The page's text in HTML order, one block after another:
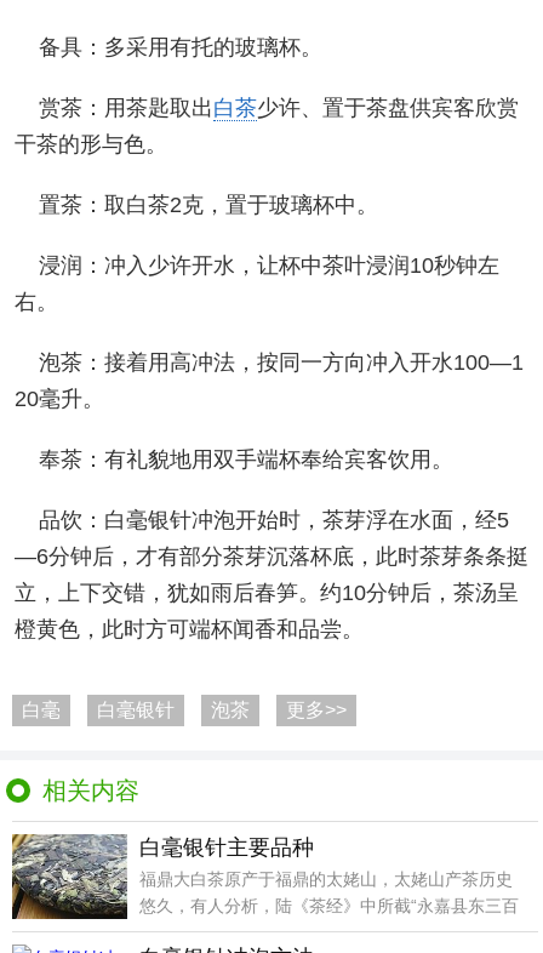
备具：多采用有托的玻璃杯。
赏茶：用茶匙取出白茶少许、置于茶盘供宾客欣赏
干茶的形与色。
置茶：取白茶2克，置于玻璃杯中。
浸润：冲入少许开水，让杯中茶叶浸润10秒钟左
右。
泡茶：接着用高冲法，按同一方向冲入开水100—1
20毫升。
奉茶：有礼貌地用双手端杯奉给宾客饮用。
品饮：白毫银针冲泡开始时，茶芽浮在水面，经5
—6分钟后，才有部分茶芽沉落杯底，此时茶芽条条挺
立，上下交错，犹如雨后春笋。约10分钟后，茶汤呈
橙黄色，此时方可端杯闻香和品尝。
白毫 白毫银针 泡茶 更多>>
相关内容
白毫银针主要品种
福鼎大白茶原产于福鼎的太姥山，太姥山产茶历史
悠久，有人分析，陆《茶经》中所截“永嘉县东三百
里有白茶山